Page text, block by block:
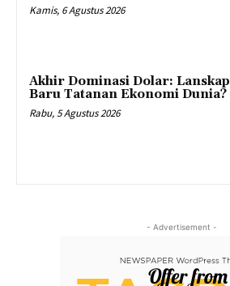
Kamis, 6 Agustus 2026
Akhir Dominasi Dolar: Lanskap
Baru Tatanan Ekonomi Dunia?
Rabu, 5 Agustus 2026
- Advertisement -